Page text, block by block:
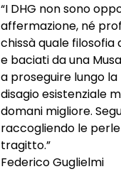
“I DHG non sono
affermazione, né
chissà quale filosofia
e baciati da una
a proseguire lungo
disagio esistenziale
domani migliore.
raccogliendo le
tragitto.”
Federico Guglielmi